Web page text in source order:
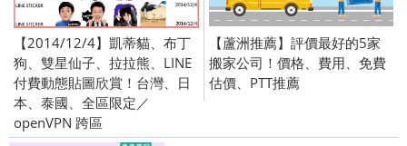
【2014/12/4】凱蒂貓、布丁
狗、雙星仙子、拉拉熊、LINE
付費動態貼圖欣賞！台灣、日
本、泰國、全區限定／
openVPN 跨區
【蘆洲推薦】評價最好的5家
搬家公司！價格、費用、免費
估價、PTT推薦